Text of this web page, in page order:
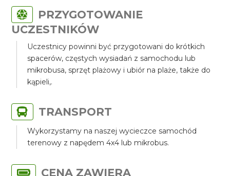
PRZYGOTOWANIE
UCZESTNIKÓW
Uczestnicy powinni być przygotowani do krótkich
spacerów, częstych wysiadań z samochodu lub
mikrobusa, sprzęt plażowy i ubiór na plaże, także do
kąpieli,.
TRANSPORT
Wykorzystamy na naszej wycieczce samochód
terenowy z napędem 4x4 lub mikrobus.
CENA ZAWIERA